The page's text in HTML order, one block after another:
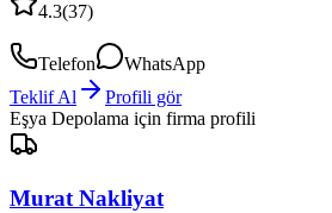
4.3(37)
Telefon
WhatsApp
Teklif Al
Profili gör
Eşya Depolama için firma profili
Murat Nakliyat